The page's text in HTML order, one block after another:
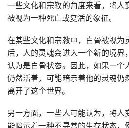
一些文化和宗教的角度来看，将人
被视为一种死亡或复活的象征。
在某些文化和宗教中，白骨被视为
后，人的灵魂会进入一个新的境界
认为是白骨状态。因此，如果一个
仍然活着，可能暗示着他的灵魂仍
离开了这个世界。
另一方面，一些人可能认为，将人
能暗示着一种不寻常的生存状态，